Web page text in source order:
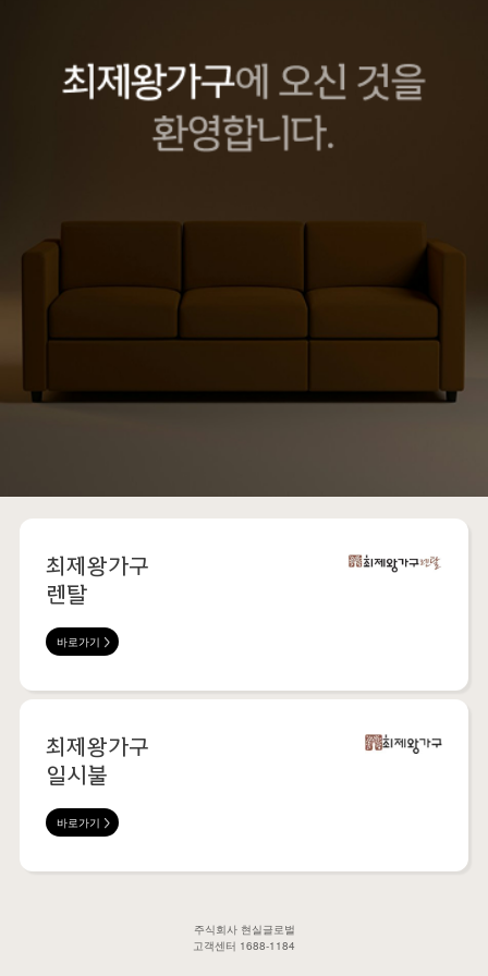
최제왕가구
렌탈
바로가기
최제왕가구
일시불
바로가기
주식회사 현실글로벌
고객센터 1688-1184